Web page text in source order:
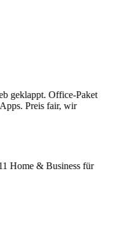
geklappt. Office-Paket
Preis fair, wir
Home & Business für